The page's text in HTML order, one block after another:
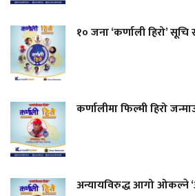
१० जना ‘कर्णाली हिरो’
कर्णालीमा फिल्मी हिरो
अन्यायविरुद्ध आगो ओकल्ने